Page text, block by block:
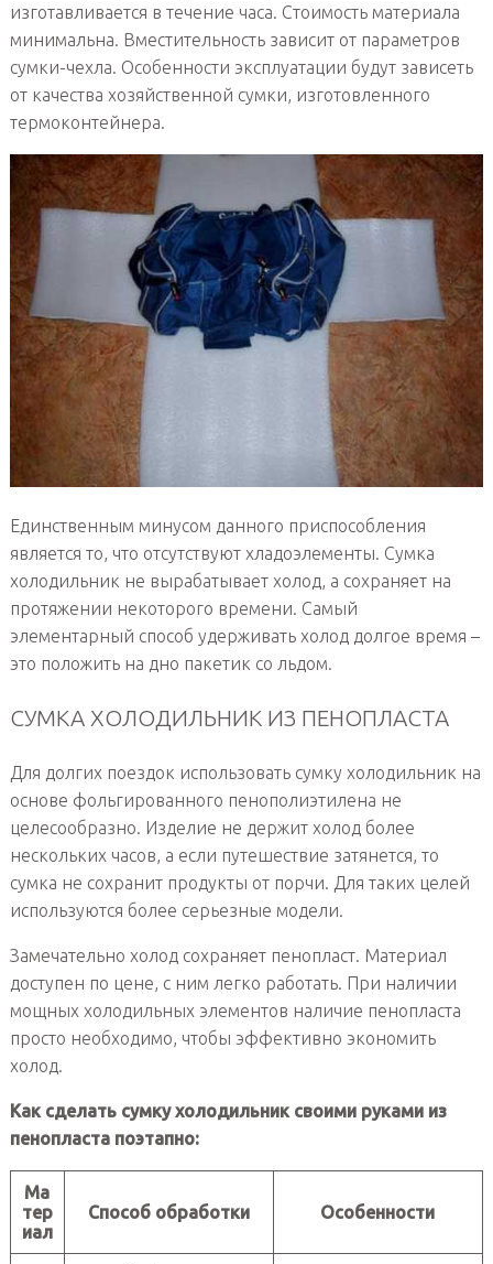
изготавливается в течение часа. Стоимость материала
минимальна. Вместительность зависит от параметров
сумки-чехла. Особенности эксплуатации будут зависеть
от качества хозяйственной сумки, изготовленного
термоконтейнера.
Единственным минусом данного приспособления
является то, что отсутствуют хладоэлементы. Сумка
холодильник не вырабатывает холод, а сохраняет на
протяжении некоторого времени. Самый
элементарный способ удерживать холод долгое время –
это положить на дно пакетик со льдом.
СУМКА ХОЛОДИЛЬНИК ИЗ ПЕНОПЛАСТА
Для долгих поездок использовать сумку холодильник на
основе фольгированного пенополиэтилена не
целесообразно. Изделие не держит холод более
нескольких часов, а если путешествие затянется, то
сумка не сохранит продукты от порчи. Для таких целей
используются более серьезные модели.
Замечательно холод сохраняет пенопласт. Материал
доступен по цене, с ним легко работать. При наличии
мощных холодильных элементов наличие пенопласта
просто необходимо, чтобы эффективно экономить
холод.
Как сделать сумку холодильник своими руками из
пенопласта поэтапно:
Ма
тер
иал
Способ обработки Особенности